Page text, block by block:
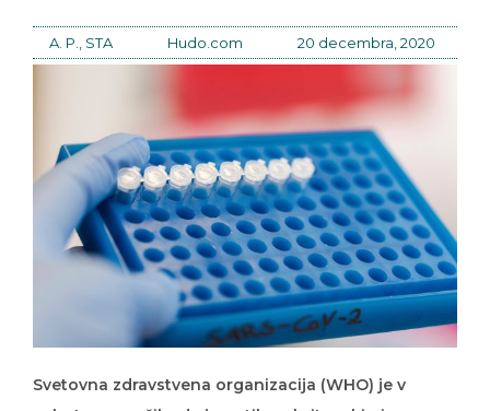
A. P., STA Hudo.com 20 decembra, 2020
Svetovna zdravstvena organizacija (WHO) je v